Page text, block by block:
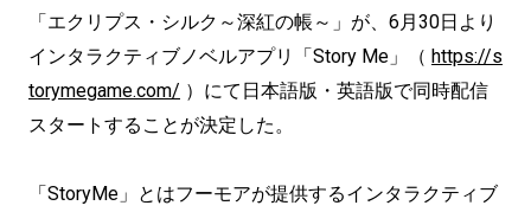
「エクリプス・シルク～深紅の帳～」が、6月30日より
インタラクティブノベルアプリ「Story Me」（ https://s
torymegame.com/ ）にて日本語版・英語版で同時配信
スタートすることが決定した。
「StoryMe」とはフーモアが提供するインタラクティブ